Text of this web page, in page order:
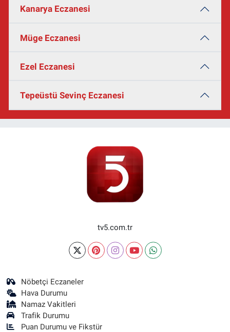
Kanarya Eczanesi
Müge Eczanesi
Ezel Eczanesi
Tepeüstü Sevinç Eczanesi
tv5.com.tr
Nöbetçi Eczaneler
Hava Durumu
Namaz Vakitleri
Trafik Durumu
Puan Durumu ve Fikstür